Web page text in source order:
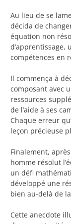
Au lieu de se
décida de
équation non
d’apprentissage,
compétences en
Il commença à
composant avec
ressources
de l’aide à ses
Chaque erreur
leçon précieuse
Finalement,
homme résolut
un défi
développé une
bien au-delà de
Cette anecdote